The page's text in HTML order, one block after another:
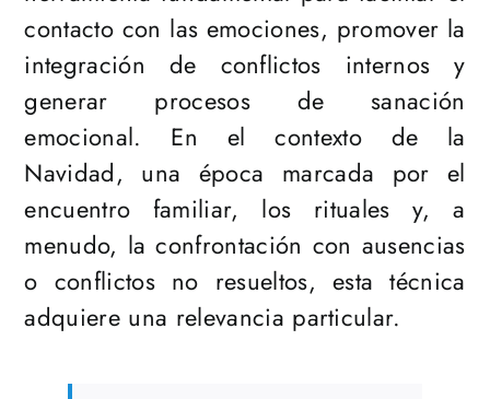
contacto con las emociones, promover la
integración de conflictos internos y
generar procesos de sanación
emocional. En el contexto de la
Navidad, una época marcada por el
encuentro familiar, los rituales y, a
menudo, la confrontación con ausencias
o conflictos no resueltos, esta técnica
adquiere una relevancia particular.